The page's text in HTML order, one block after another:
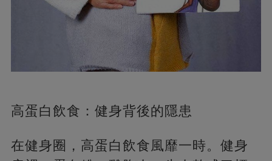
高蛋白飲食：健身背後的隱患
在健身圈，高蛋白飲食風靡一時。健身